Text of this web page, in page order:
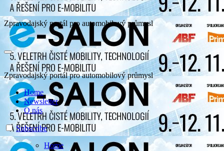
Zpravodajský portál pro automobilový průmysl
Zpravodajský portál pro automobilový průmysl
Home
Newsletter
O nás
Subscribe
Home